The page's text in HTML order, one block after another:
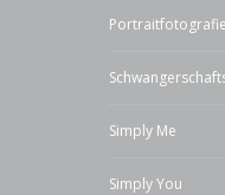
Portraitfotografie
Simply Me
Simply You